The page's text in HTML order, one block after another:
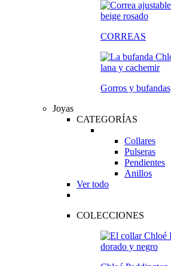
CORREAS
Gorros y bufandas
Joyas
CATEGORÍAS
Collares
Pulseras
Pendientes
Anillos
Ver todo
COLECCIONES